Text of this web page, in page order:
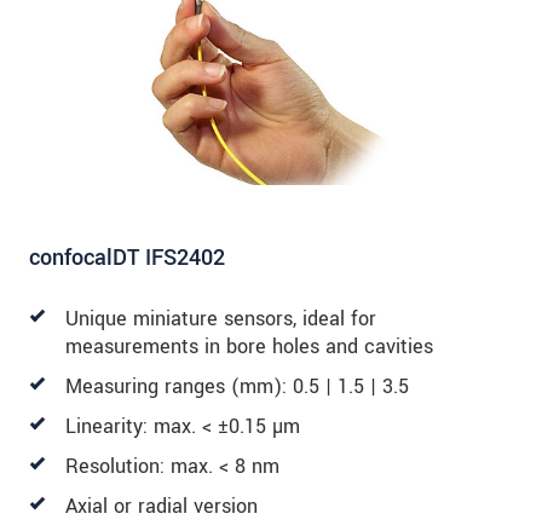
confocalDT IFS2402
Unique miniature sensors, ideal for
measurements in bore holes and cavities
Measuring ranges (mm): 0.5 | 1.5 | 3.5
Linearity: max. < ±0.15 µm
Resolution: max. < 8 nm
Axial or radial version